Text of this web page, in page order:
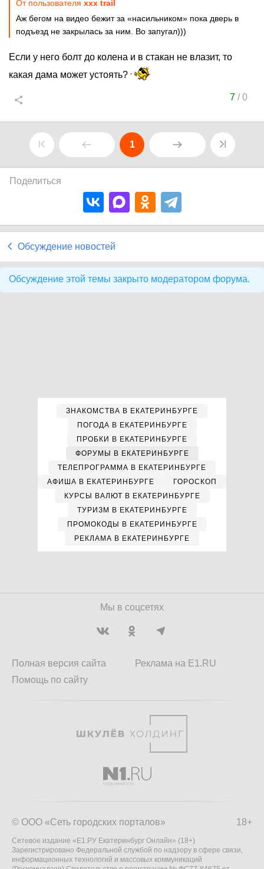
От пользователя xxx trail
Аж бегом на видео бежит за «насильником» пока дверь в
подъезд не закрылась за ним. Во запугал)))
Если у него болт до колена и в стакан не влазит, то
какая дама может устоять?
7/0
1
Поделиться
Обсуждение новостей
Обсуждение этой темы закрыто модератором форума.
ЗНАКОМСТВА В ЕКАТЕРИНБУРГЕ
ПОГОДА В ЕКАТЕРИНБУРГЕ
ПРОБКИ В ЕКАТЕРИНБУРГЕ
ФОРУМЫ В ЕКАТЕРИНБУРГЕ
ТЕЛЕПРОГРАММА В ЕКАТЕРИНБУРГЕ
АФИША В ЕКАТЕРИНБУРГЕ
ГОРОСКОП
КУРСЫ ВАЛЮТ В ЕКАТЕРИНБУРГЕ
ТУРИЗМ В ЕКАТЕРИНБУРГЕ
ПРОМОКОДЫ В ЕКАТЕРИНБУРГЕ
РЕКЛАМА В ЕКАТЕРИНБУРГЕ
Мы в соцсетях
Полная версия сайта
Помощь по сайту
Реклама на E1.RU
18+
© ООО «Сеть городских порталов»
Сетевое издание «Е1.РУ Екатеринбург Онлайн» (18+)
Зарегистрировано Федеральной службой по надзору в сфере связи,
информационных технологий и массовых коммуникаций